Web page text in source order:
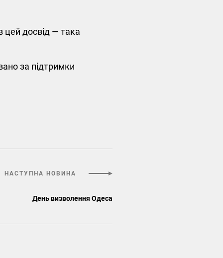
цей досвід — така
за підтримки
НАСТУПНА НОВИНА
День визволення Одеса